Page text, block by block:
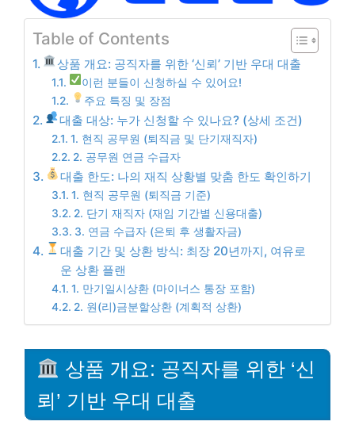
Table of Contents
상품 개요: 공직자를 위한 ‘신뢰’ 기반 우대 대출
이런 분들이 신청하실 수 있어요!
주요 특징 및 장점
대출 대상: 누가 신청할 수 있나요? (상세 조건)
1. 현직 공무원 (퇴직금 및 단기재직자)
2. 공무원 연금 수급자
대출 한도: 나의 재직 상황별 맞춤 한도 확인하기
1. 현직 공무원 (퇴직금 기준)
2. 단기 재직자 (재임 기간별 신용대출)
3. 연금 수급자 (은퇴 후 생활자금)
대출 기간 및 상환 방식: 최장 20년까지, 여유로
운 상환 플랜
1. 만기일시상환 (마이너스 통장 포함)
2. 원(리)금분할상환 (계획적 상환)
상품 개요: 공직자를 위한 ‘신
뢰’ 기반 우대 대출